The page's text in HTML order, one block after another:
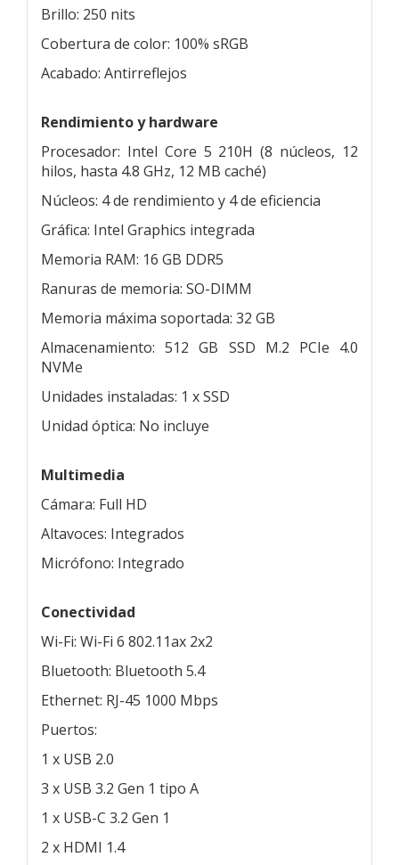
Brillo: 250 nits
Cobertura de color: 100% sRGB
Acabado: Antirreflejos
Rendimiento y hardware
Procesador: Intel Core 5 210H (8 núcleos, 12
hilos, hasta 4.8 GHz, 12 MB caché)
Núcleos: 4 de rendimiento y 4 de eficiencia
Gráfica: Intel Graphics integrada
Memoria RAM: 16 GB DDR5
Ranuras de memoria: SO-DIMM
Memoria máxima soportada: 32 GB
Almacenamiento: 512 GB SSD M.2 PCIe 4.0
NVMe
Unidades instaladas: 1 x SSD
Unidad óptica: No incluye
Multimedia
Cámara: Full HD
Altavoces: Integrados
Micrófono: Integrado
Conectividad
Wi-Fi: Wi-Fi 6 802.11ax 2x2
Bluetooth: Bluetooth 5.4
Ethernet: RJ-45 1000 Mbps
Puertos:
1 x USB 2.0
3 x USB 3.2 Gen 1 tipo A
1 x USB-C 3.2 Gen 1
2 x HDMI 1.4